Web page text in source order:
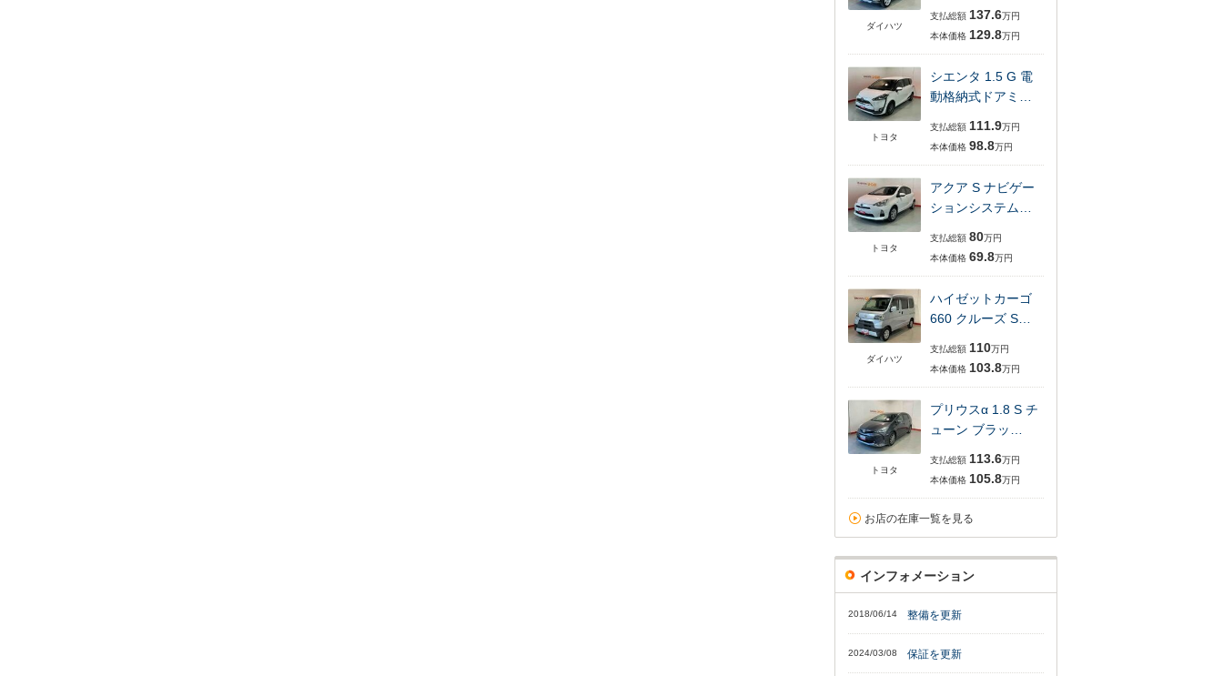
ダイハツ
支払総額 137.6万円
本体価格 129.8万円
トヨタ
シエンタ 1.5 G 電
動格納式ドアミ…
支払総額 111.9万円
本体価格 98.8万円
トヨタ
アクア S ナビゲー
ションシステム…
支払総額 80万円
本体価格 69.8万円
ダイハツ
ハイゼットカーゴ
660 クルーズ S…
支払総額 110万円
本体価格 103.8万円
トヨタ
プリウスα 1.8 S チ
ューン ブラッ…
支払総額 113.6万円
本体価格 105.8万円
お店の在庫一覧を見る
インフォメーション
2018/06/14 整備を更新
2024/03/08 保証を更新